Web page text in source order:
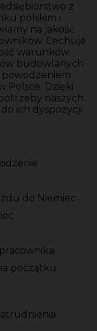
z
polskim i
na jakość
Cechuje
warunków.
budowlanych
powodzeniem
Polsce. Dzięki
naszych
ich dyspozycji.
do Niemiec
początku